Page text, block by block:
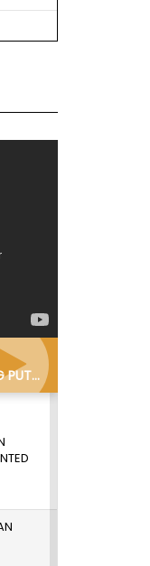
KONTINGEN KWARCAB BANYUMAS – TTG PUTRA “MAGIC CARD PENGENALAN MUSEUM BERBASIS AUGMENTED REALITY”